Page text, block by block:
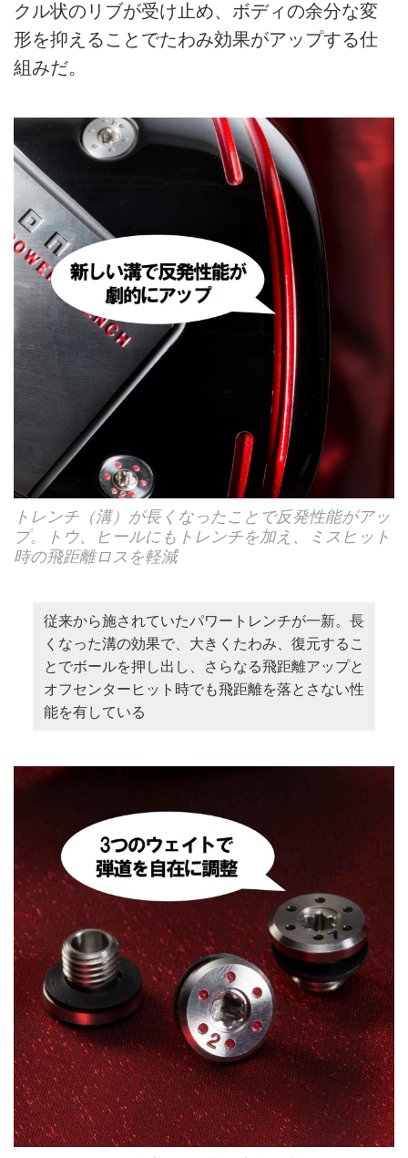
クル状のリブが受け止め、ボディの余分な変
形を抑えることでたわみ効果がアップする仕
組みだ。
トレンチ（溝）が長くなったことで反発性能がアッ
プ。トウ、ヒールにもトレンチを加え、ミスヒット
時の飛距離ロスを軽減
従来から施されていたパワートレンチが一新。長
くなった溝の効果で、大きくたわみ、復元するこ
とでボールを押し出し、さらなる飛距離アップと
オフセンターヒット時でも飛距離を落とさない性
能を有している